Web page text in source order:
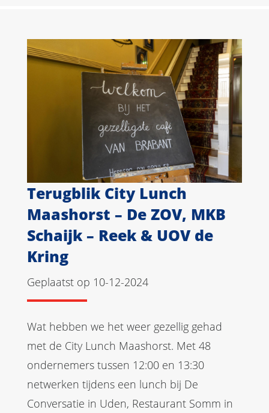
Terugblik City Lunch
Maashorst – De ZOV, MKB
Schaijk – Reek & UOV de
Kring
Geplaatst op 10-12-2024
Wat hebben we het weer gezellig gehad
met de City Lunch Maashorst. Met 48
ondernemers tussen 12:00 en 13:30
netwerken tijdens een lunch bij De
Conversatie in Uden, Restaurant Somm in